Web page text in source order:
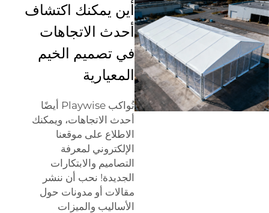
أين يمكنك اكتشاف
أحدث الاتجاهات
في تصميم الخيم
المعيارية
تُواكب Playwise أيضًا
أحدث الاتجاهات، ويمكنك
الاطلاع على موقعنا
الإلكتروني لمعرفة
التصاميم والابتكارات
الجديدة! نحب أن ننشر
مقالات أو مدونات حول
الأساليب والميزات